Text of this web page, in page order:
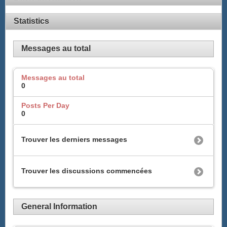
Statistics
Messages au total
Messages au total
0
Posts Per Day
0
Trouver les derniers messages
Trouver les discussions commencées
General Information